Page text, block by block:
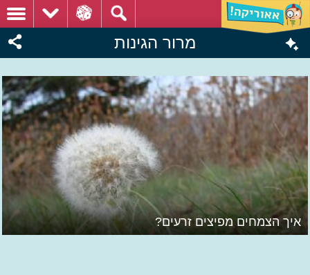
מרור הגינות
איך הצמחים מפיצים זרעים?